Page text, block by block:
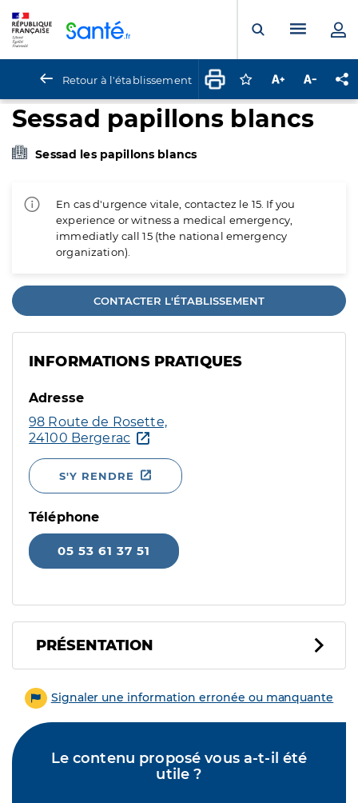
Ouvrir laMenu
Retour à l'établissement Connectez-vous
Augmenter la
Sessad papillons blancs
Sessad les papillons blancs
En cas d'urgence vitale, contactez le 15. If you
experience or witness a medical emergency,
immediatly call 15 (the national emergency
organization).
CONTACTER L'ÉTABLISSEMENT
INFORMATIONS PRATIQUES
Adresse
98 Route de Rosette,
24100 Bergerac
S'Y RENDRE
Téléphone
05 53 61 37 51
PRÉSENTATION
Signaler une information erronée ou manquante
Le contenu proposé vous a-t-il été
utile ?